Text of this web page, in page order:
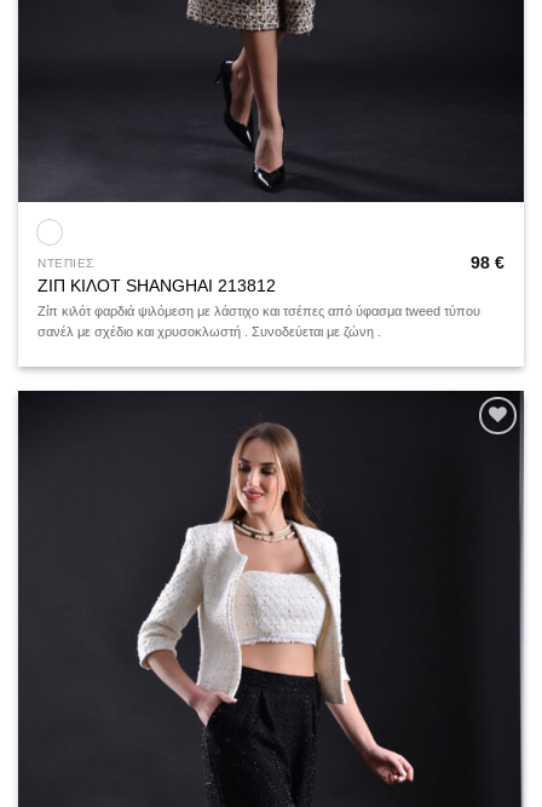
ΝΤΕΠΙΕΣ
ΖΙΠ ΚΙΛΟΤ SHANGHAI 213812
98 €
Ζίπ κιλότ φαρδιά ψιλόμεση με λάστιχο και τσέπες από ύφασμα tweed τύπου
σανέλ με σχέδιο και χρυσοκλωστή . Συνοδεύεται με ζώνη .